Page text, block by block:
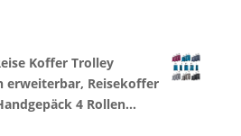
Koffer Trolley
erweiterbar, Reisekoffer
4 Rollen…